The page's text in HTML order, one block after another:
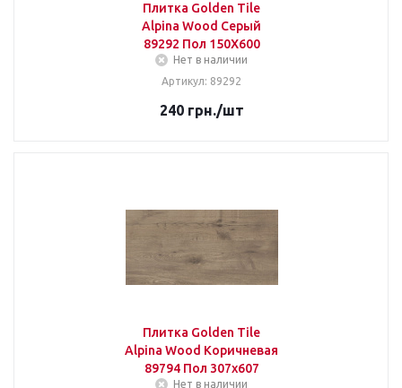
Плитка Golden Tile
Alpina Wood Серый
89292 Пол 150Х600
Нет в наличии
Артикул: 89292
240грн./шт
Плитка Golden Tile
Alpina Wood Коричневая
89794 Пол 307x607
Нет в наличии